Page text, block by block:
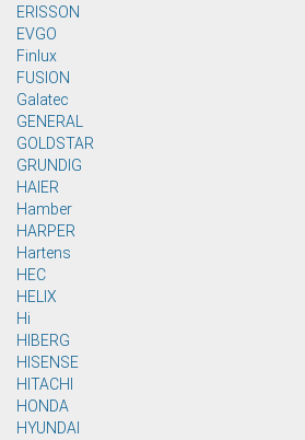
ERISSON
EVGO
Finlux
FUSION
Galatec
GENERAL
GOLDSTAR
GRUNDIG
HAIER
Hamber
HARPER
Hartens
HEC
HELIX
Hi
HIBERG
HISENSE
HITACHI
HONDA
HYUNDAI